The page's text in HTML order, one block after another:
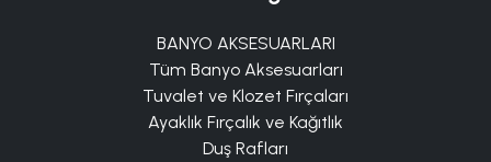
BANYO AKSESUARLARI
Tüm Banyo Aksesuarları
Tuvalet ve Klozet Fırçaları
Ayaklık Fırçalık ve Kağıtlık
Duş Rafları